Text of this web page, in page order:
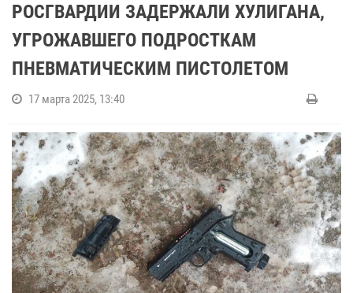
РОСГВАРДИИ ЗАДЕРЖАЛИ ХУЛИГАНА,
УГРОЖАВШЕГО ПОДРОСТКАМ
ПНЕВМАТИЧЕСКИМ ПИСТОЛЕТОМ
17 марта 2025, 13:40